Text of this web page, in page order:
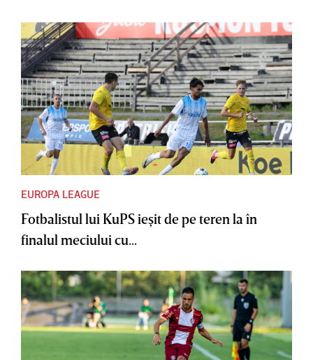
EUROPA LEAGUE
Fotbalistul lui KuPS ieşit de pe teren la în
finalul meciului cu...